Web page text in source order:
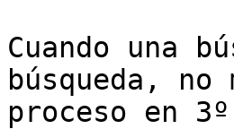
Cuando una
búsqueda,
proceso en